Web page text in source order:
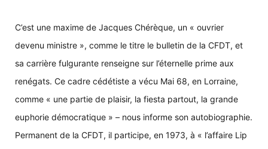
C’est une maxime de Jacques Chérèque, un « ouvrier
devenu ministre », comme le titre le bulletin de la CFDT, et
sa carrière fulgurante renseigne sur l’éternelle prime aux
renégats. Ce cadre cédétiste a vécu Mai 68, en Lorraine,
comme « une partie de plaisir, la fiesta partout, la grande
euphorie démocratique » – nous informe son autobiographie.
Permanent de la CFDT, il participe, en 1973, à « l’affaire Lip